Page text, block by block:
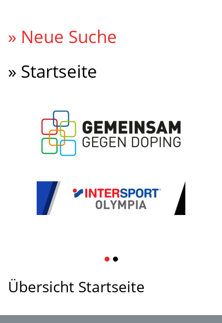
» Neue Suche
» Startseite
1 2
Übersicht Startseite